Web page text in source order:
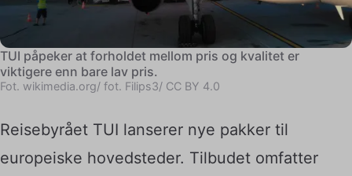
TUI påpeker at forholdet mellom pris og kvalitet er
viktigere enn bare lav pris.
Fot. wikimedia.org/ fot. Filips3/ CC BY 4.0
Reisebyrået TUI lanserer nye pakker til
europeiske hovedsteder. Tilbudet omfatter